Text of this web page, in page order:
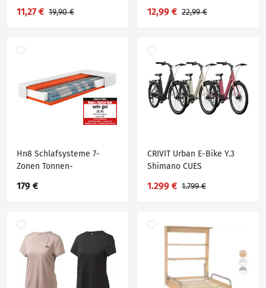
11,27 € 19,90 € 12,99 € 22,99 €
Hn8 Schlafsysteme 7-
Zonen Tonnen-
Dynamic TFK
179 €
CRIVIT Urban E-Bike Y.3
Shimano CUES
1.299 € 1.799 €